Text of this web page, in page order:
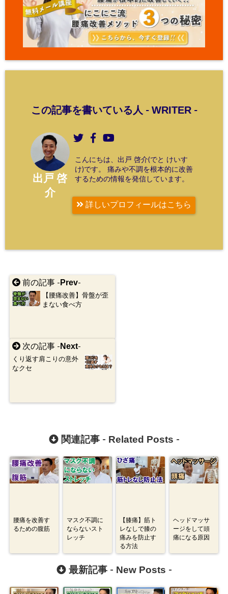
この記事を書いている人 - WRITER-
出戸 啓
介
こんにちは、出戸 啓介(でと けいす
け)です。 痛みや不調を根本的に改善
するための情報を発信しています。
詳しいプロフィールはこちら
前の記事 - Prev-
【腰痛改善】骨盤が歪
まない食べ方
次の記事 - Next-
くり返す肩こりの意外
なクセ
関連記事 - Related Posts -
腰痛を改善す
るための腹筋
マスク不調に
ならないスト
レッチ
【膝痛】筋ト
レなしで膝の
痛みを防止す
る方法
ヘッドマッサ
ージをして頭
痛になる原因
最新記事 - New Posts -